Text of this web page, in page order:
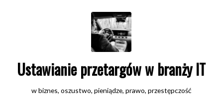
Ustawianie przetargów w branży IT
wbiznes, oszustwo, pieniądze, prawo, przestępczość